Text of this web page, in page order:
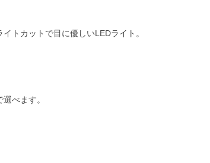
トカットで目に優しいLEDライト。
べます。